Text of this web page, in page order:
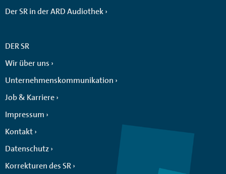
Der SR in der ARD Audiothek
DER SR
Wir über uns
Unternehmenskommunikation
Job & Karriere
Impressum
Kontakt
Datenschutz
Korrekturen des SR